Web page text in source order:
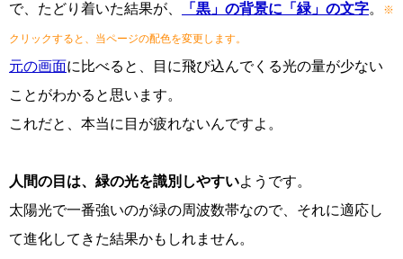
で、たどり着いた結果が、
「黒」の背景に「緑」の文字。 ※
クリックすると、当ページの配色を変更します。
元の画面に比べると、目に飛び込んでくる光の量が少ない
ことがわかると思います。
これだと、本当に目が疲れないんですよ。
人間の目は、緑の光を識別しやすいようです。
太陽光で一番強いのが緑の周波数帯なので、それに適応し
て進化してきた結果かもしれません。